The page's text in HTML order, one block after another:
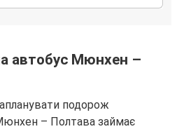
автобус Мюнхен –
подорож
– Полтава займає